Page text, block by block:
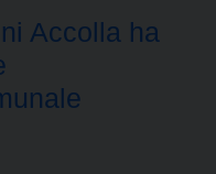
Accolla ha